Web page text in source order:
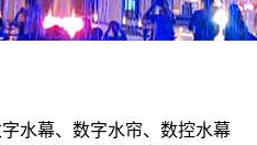
水幕、数字水帘、数控水幕